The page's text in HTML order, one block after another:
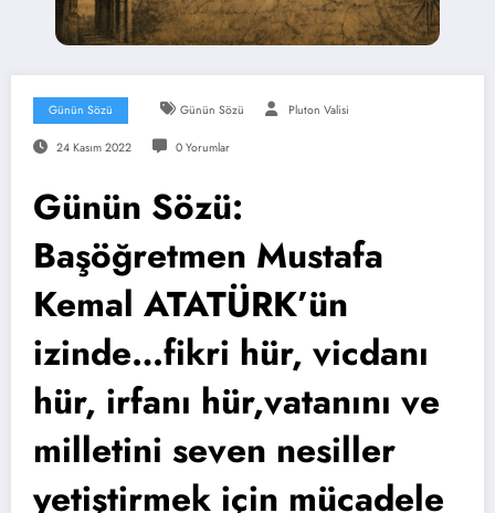
Günün Sözü Günün Sözü Pluton Valisi
24 Kasım 2022 0 Yorumlar
Günün Sözü:
Başöğretmen Mustafa
Kemal ATATÜRK’ün
izinde…fikri hür, vicdanı
hür, irfanı hür,vatanını ve
milletini seven nesiller
yetiştirmek için mücadele